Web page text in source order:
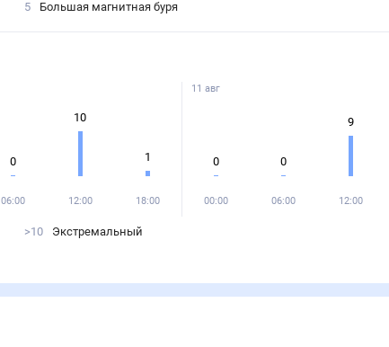
5
Большая магнитная буря
0
06:00
10
12:00
1
18:00
11 авг
0
00:00
0
06:00
9
12:00
>10 Экстремальный